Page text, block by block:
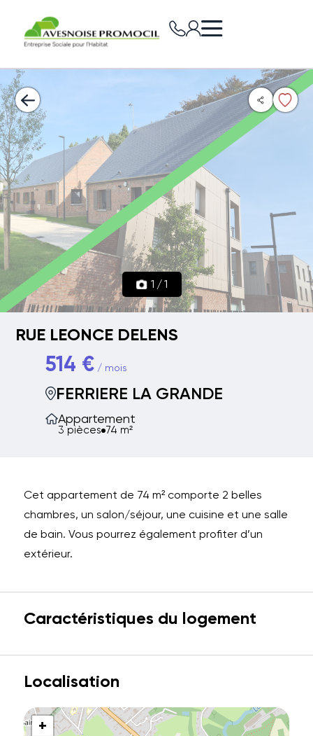
1 /1
RUE LEONCE DELENS
514 €/ mois
FERRIERE LA GRANDE
Appartement
3 pièces 74 m²
Cet appartement de 74 m² comporte 2 belles
chambres, un salon/séjour, une cuisine et une salle
de bain. Vous pourrez également profiter d’un
extérieur.
Caractéristiques du logement
Localisation
+